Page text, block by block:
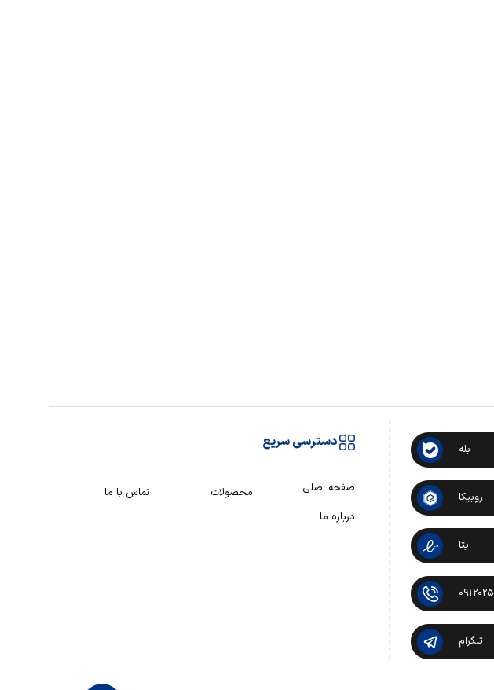
بله
روبیکا
ایتا
تلگرام
دسترسی سریع
صفحه اصلی محصولات
تماس با ما
درباره ما